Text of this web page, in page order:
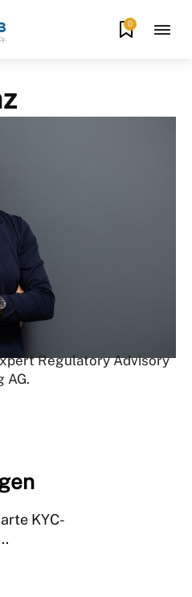
0
Regulatory Advisory
AG.
KYC-